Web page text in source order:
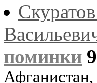
поминки